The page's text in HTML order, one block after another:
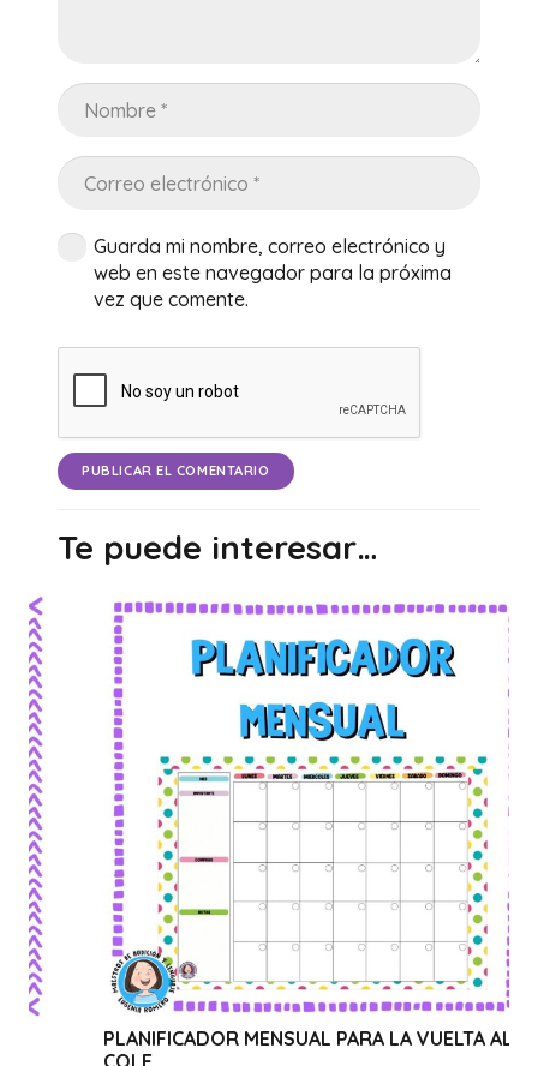
Guarda mi nombre, correo electrónico y
web en este navegador para la próxima
vez que comente.
PUBLICAR EL COMENTARIO
Te puede interesar…
MENSUAL PARA LA VUELTA AL